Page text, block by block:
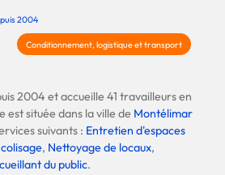
2004
Conditionnement, logistique et transport
2004 et accueille 41 travailleurs en
est située dans la ville de Montélimar
suivants : Entretien d'espaces
, Nettoyage de locaux,
du public.